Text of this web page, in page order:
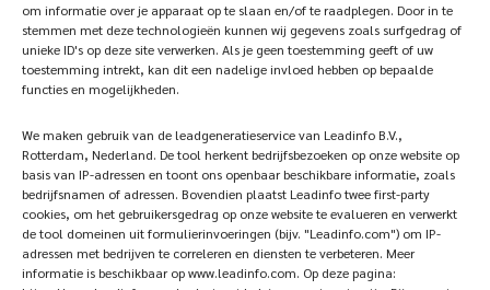
om informatie over je apparaat op te slaan en/of te raadplegen. Door in te
stemmen met deze technologieën kunnen wij gegevens zoals surfgedrag of
unieke ID's op deze site verwerken. Als je geen toestemming geeft of uw
toestemming intrekt, kan dit een nadelige invloed hebben op bepaalde
functies en mogelijkheden.
We maken gebruik van de leadgeneratieservice van Leadinfo B.V.,
Rotterdam, Nederland. De tool herkent bedrijfsbezoeken op onze website op
basis van IP-adressen en toont ons openbaar beschikbare informatie, zoals
bedrijfsnamen of adressen. Bovendien plaatst Leadinfo twee first-party
cookies, om het gebruikersgedrag op onze website te evalueren en verwerkt
de tool domeinen uit formulierinvoeringen (bijv. "Leadinfo.com") om IP-
adressen met bedrijven te correleren en diensten te verbeteren. Meer
informatie is beschikbaar op www.leadinfo.com. Op deze pagina:
Products
iQ Atelier
References
Vacancies
Contact
Veelgestelde vragen
Follow Us Subscribe now!